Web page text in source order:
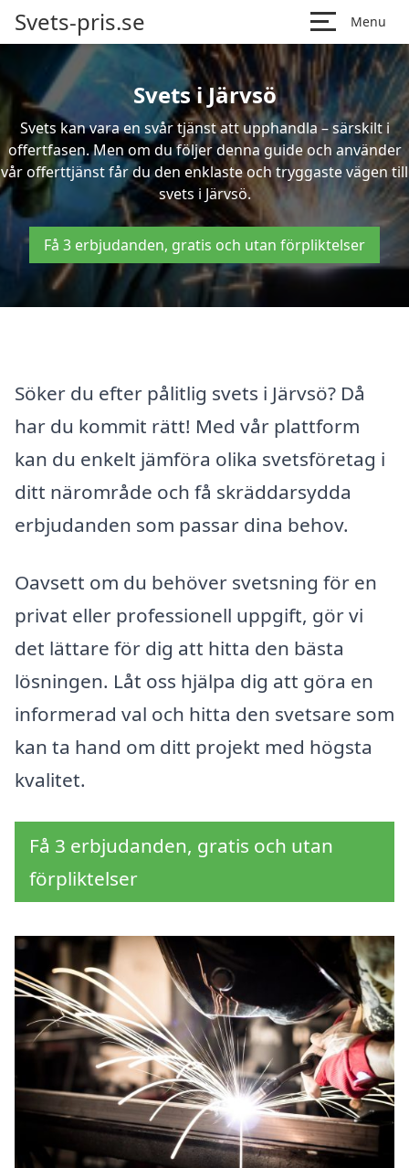
Svets-pris.se Menu
Svets i Järvsö
Svets kan vara en svår tjänst att upphandla – särskilt i
offertfasen. Men om du följer denna guide och använder
vår offerttjänst får du den enklaste och tryggaste vägen till
svets i Järvsö.
Få 3 erbjudanden, gratis och utan förpliktelser
Söker du efter pålitlig svets i Järvsö? Då
har du kommit rätt! Med vår plattform
kan du enkelt jämföra olika svetsföretag i
ditt närområde och få skräddarsydda
erbjudanden som passar dina behov.
Oavsett om du behöver svetsning för en
privat eller professionell uppgift, gör vi
det lättare för dig att hitta den bästa
lösningen. Låt oss hjälpa dig att göra en
informerad val och hitta den svetsare som
kan ta hand om ditt projekt med högsta
kvalitet.
Få 3 erbjudanden, gratis och utan
förpliktelser